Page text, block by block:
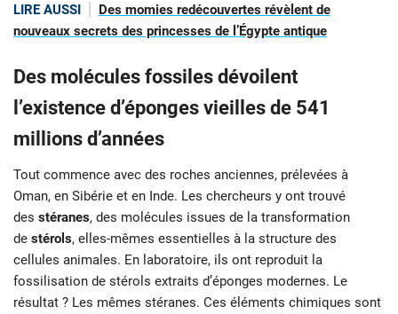
LIRE AUSSI
Des momies redécouvertes révèlent de
nouveaux secrets des princesses de l’Égypte antique
Des molécules fossiles dévoilent
l’existence d’éponges vieilles de 541
millions d’années
Tout commence avec des roches anciennes, prélevées à
Oman, en Sibérie et en Inde. Les chercheurs y ont trouvé
des stéranes, des molécules issues de la transformation
de stérols, elles-mêmes essentielles à la structure des
cellules animales. En laboratoire, ils ont reproduit la
fossilisation de stérols extraits d’éponges modernes. Le
résultat ? Les mêmes stéranes. Ces éléments chimiques sont